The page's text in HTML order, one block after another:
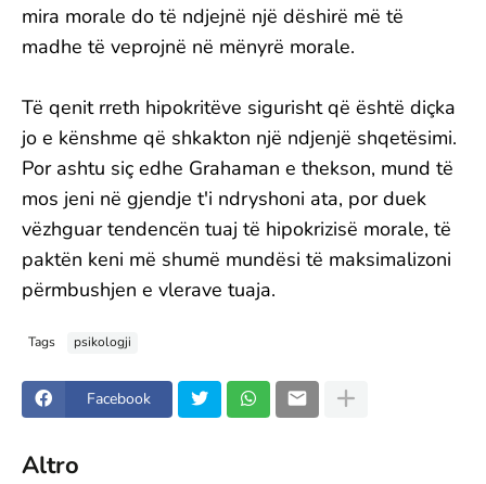
mira morale do të ndjejnë një dëshirë më të
madhe të veprojnë në mënyrë morale.
Të qenit rreth hipokritëve sigurisht që është diçka
jo e kënshme që shkakton një ndjenjë shqetësimi.
Por ashtu siç edhe Grahaman e thekson, mund të
mos jeni në gjendje t'i ndryshoni ata, por duek
vëzhguar tendencën tuaj të hipokrizisë morale, të
paktën keni më shumë mundësi të maksimalizoni
përmbushjen e vlerave tuaja.
Tags psikologji
Facebook
Altro